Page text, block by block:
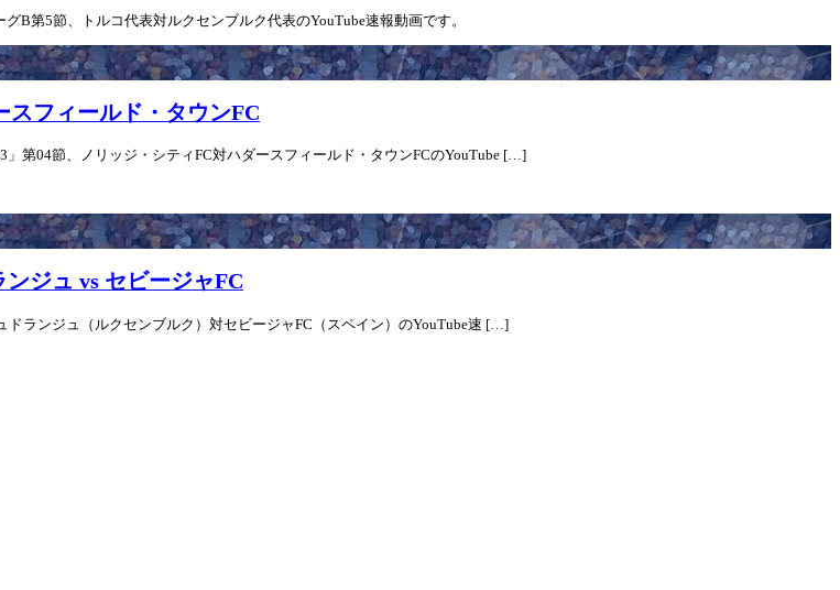
B第5節、トルコ代表対ルクセンブルク代表のYouTube速報動画です。
スフィールド・タウンFC
第04節、ノリッジ・シティFC対ハダースフィールド・タウンFCのYouTube […]
ジュ vs セビージャFC
ランジュ（ルクセンブルク）対セビージャFC（スペイン）のYouTube速 […]